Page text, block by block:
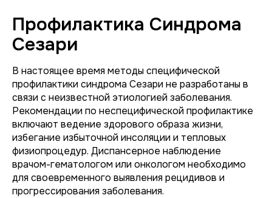
Профилактика Синдрома
Сезари
В настоящее время методы специфической
профилактики синдрома Сезари не разработаны в
связи с неизвестной этиологией заболевания.
Рекомендации по неспецифической профилактике
включают ведение здорового образа жизни,
избегание избыточной инсоляции и тепловых
физиопроцедур. Диспансерное наблюдение
врачом-гематологом или онкологом необходимо
для своевременного выявления рецидивов и
прогрессирования заболевания.